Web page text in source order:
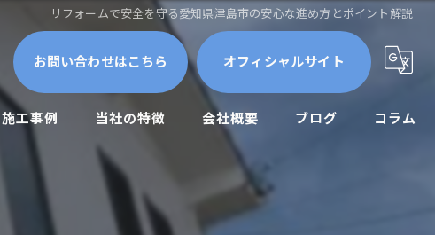
リフォームで安全を守る愛知県津島市の安心な進め方とポイント解説
お問い合わせはこちら オフィシャルサイト
施工事例 当社の特徴
屋根外壁
外壁塗装
会社概要 ブログ コラム